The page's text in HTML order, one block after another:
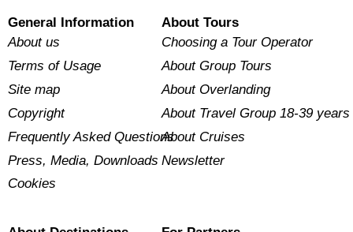
General Information
About us
Terms of Usage
Site map
Copyright
Frequently Asked Questions
Press, Media, Downloads
Cookies
About Tours
Choosing a Tour Operator
About Group Tours
About Overlanding
About Travel Group 18-39 years
About Cruises
Newsletter